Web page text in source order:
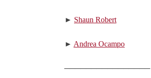
► Shaun Robert
► Andrea Ocampo
────────────────